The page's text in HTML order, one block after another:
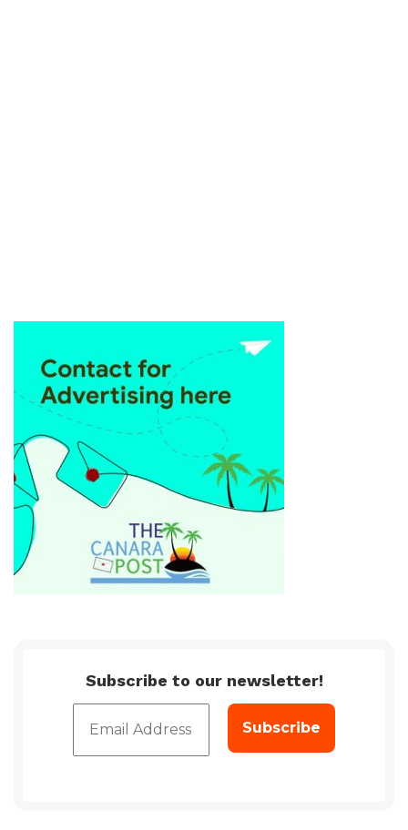
Subscribe to our newsletter!